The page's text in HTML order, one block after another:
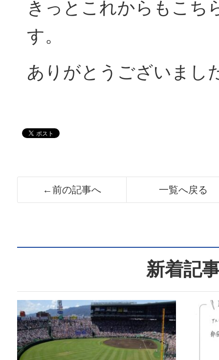
きっとこれからもこち
す。
ありがとうございまし
←前の記事へ 一覧へ戻る
新着記